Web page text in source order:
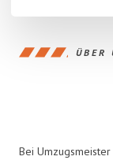
ÜBER
Bei